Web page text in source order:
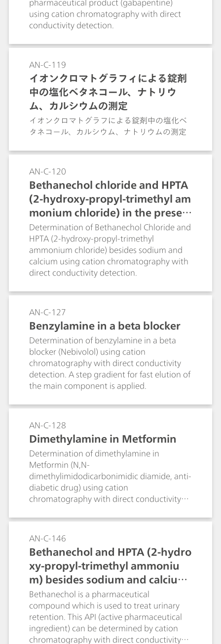
pharmaceutical product (gabapentine)
using cation chromatography with direct
conductivity detection.
AN-C-119
イオンクロマトグラフィによる錠剤
中の塩化ベタネコール、ナトリウ
ム、カルシウムの測定
イオンクロマトグラフによる錠剤中の塩化ベ
タネコール、カルシウム、ナトリウムの測定
AN-C-120
Bethanechol chloride and HPTA
(2-hydroxy-propyl-trimethyl am
monium chloride) in the presen
ce of sodium and calcium (Metr
osep C 4 - 150/4.0)
Determination of Bethanechol Chloride and
HPTA (2-hydroxy-propyl-trimethyl
ammonium chloride) besides sodium and
calcium using cation chromatography with
direct conductivity detection.
AN-C-127
Benzylamine in a beta blocker
Determination of benzylamine in a beta
blocker (Nebivolol) using cation
chromatography with direct conductivity
detection. A step gradient for fast elution of
the main component is applied.
AN-C-128
Dimethylamine in Metformin
Determination of dimethylamine in
Metformin (N,N-
dimethylimidodicarbonimidic diamide, anti-
diabetic drug) using cation
chromatography with direct conductivity
AN-C-146
Bethanechol and HPTA (2-hydro
xy-propyl-trimethyl ammoniu
m) besides sodium and calcium
(Metrosep C 6 - 250/4.0)
Bethanechol is a pharmaceutical
compound which is used to treat urinary
retention. This API (active pharmaceutical
ingredient) can be determined by cation
chromatography with direct conductivity